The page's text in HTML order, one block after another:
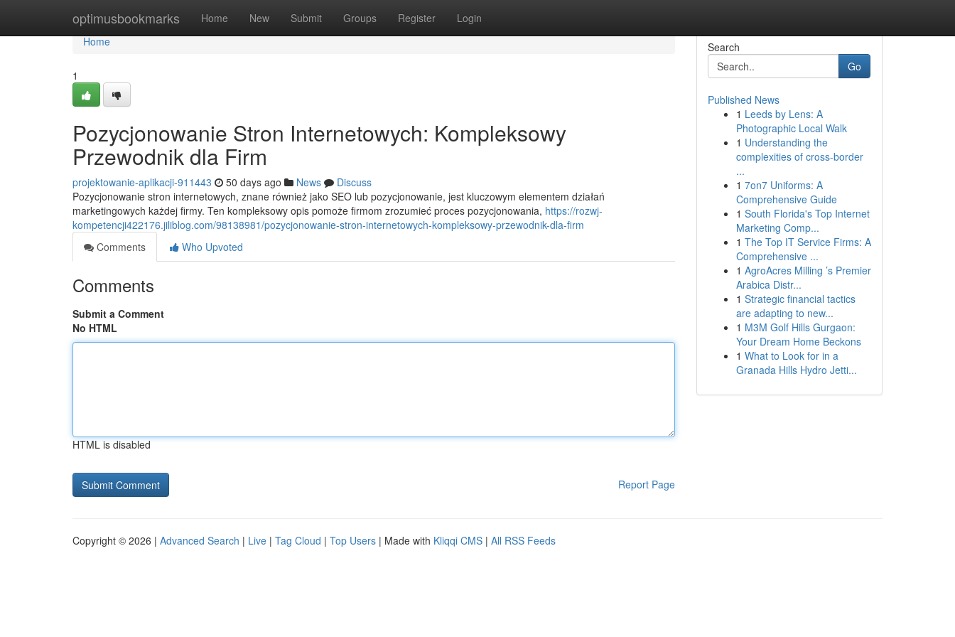
optimusbookmarks Home New Submit Groups Register Login
Home
Home
1
Pozycjonowanie Stron Internetowych: Kompleksowy
Przewodnik dla Firm
projektowanie-aplikacji-911443 50 days ago News
Discuss
Pozycjonowanie stron internetowych, znane również jako SEO lub pozycjonowanie, jest kluczowym elementem działań
marketingowych każdej firmy. Ten kompleksowy opis pomoże firmom zrozumieć proces pozycjonowania, https://rozwj-
kompetencji422176.jiliblog.com/98138981/pozycjonowanie-stron-internetowych-kompleksowy-przewodnik-dla-firm
Comments
Who Upvoted
Comments
Submit a Comment
No HTML
HTML is disabled
Report Page
Search
Go
Published News
1 Leeds by Lens: A
Photographic Local Walk
1 Understanding the
complexities of cross-border
...
1 7on7 Uniforms: A
Comprehensive Guide
1 South Florida's Top Internet
Marketing Comp...
1 The Top IT Service Firms: A
Comprehensive ...
1 AgroAcres Milling ’s Premier
Arabica Distr...
1 Strategic financial tactics
are adapting to new...
1 M3M Golf Hills Gurgaon:
Your Dream Home Beckons
1 What to Look for in a
Granada Hills Hydro Jetti...
Copyright © 2026 | Advanced Search | Live | Tag Cloud | Top Users | Made with Kliqqi CMS | All RSS Feeds